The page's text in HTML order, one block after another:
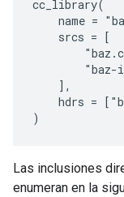
cc_library(
name =
    srcs = [
"baz-
    ],
hdrs =
Las inclusiones
enumeran en la